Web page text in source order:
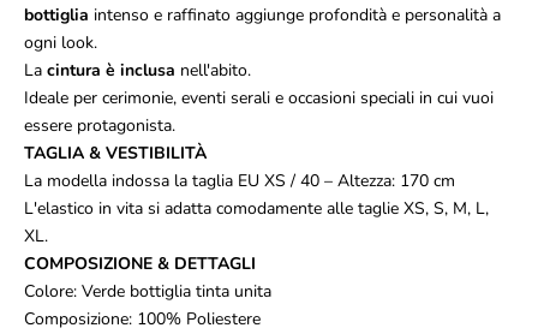
bottiglia intenso e raffinato aggiunge profondità e personalità a
ogni look.
La cintura è inclusa nell'abito.
Ideale per cerimonie, eventi serali e occasioni speciali in cui vuoi
essere protagonista.
TAGLIA & VESTIBILITÀ
La modella indossa la taglia EU XS / 40 – Altezza: 170 cm
L'elastico in vita si adatta comodamente alle taglie XS, S, M, L,
XL.
COMPOSIZIONE & DETTAGLI
Colore: Verde bottiglia tinta unita
Composizione: 100% Poliestere